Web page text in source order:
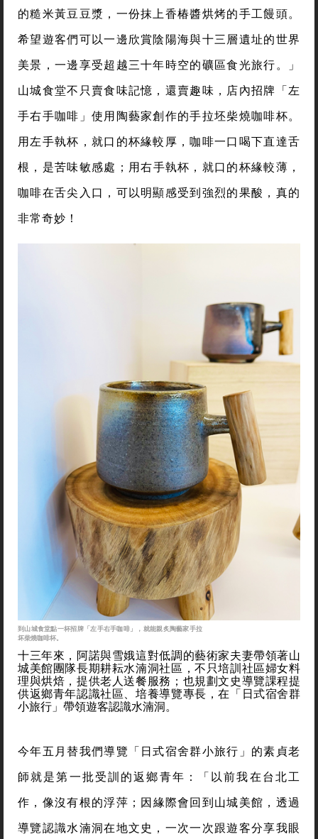
的糙米黃豆豆漿，一份抹上香椿醬烘烤的手工饅頭。
希望遊客們可以一邊欣賞陰陽海與十三層遺址的世界
美景，一邊享受超越三十年時空的礦區食光旅行。」
山城食堂不只賣食味記憶，還賣趣味，店內招牌「左
手右手咖啡」使用陶藝家創作的手拉坯柴燒咖啡杯。
用左手執杯，就口的杯緣較厚，咖啡一口喝下直達舌
根，是苦味敏感處；用右手執杯，就口的杯緣較薄，
咖啡在舌尖入口，可以明顯感受到強烈的果酸，真的
非常奇妙！
到山城食堂點一杯招牌「左手右手咖啡」，就能親炙陶藝家手拉
坏柴燒咖啡杯。
十三年來，阿諾與雪娥這對低調的藝術家夫妻帶領著山
城美館團隊長期耕耘水湳洞社區，不只培訓社區婦女料
理與烘焙，提供老人送餐服務；也規劃文史導覽課程提
供返鄉青年認識社區、培養導覽專長，在「日式宿舍群
小旅行」帶領遊客認識水湳洞。
今年五月替我們導覽「日式宿舍群小旅行」的素貞老
師就是第一批受訓的返鄉青年：「以前我在台北工
作，像沒有根的浮萍；因緣際會回到山城美館，透過
導覽認識水湳洞在地文史，一次一次跟遊客分享我眼